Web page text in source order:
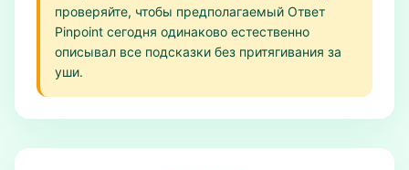
проверяйте, чтобы предполагаемый Ответ
Pinpoint сегодня одинаково естественно
описывал все подсказки без притягивания за
уши.